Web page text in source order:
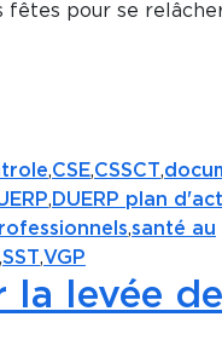
fêtes pour se
,CSE,CSSCT,
, DUERP plan
,santé au
,SST,VGP
la levée